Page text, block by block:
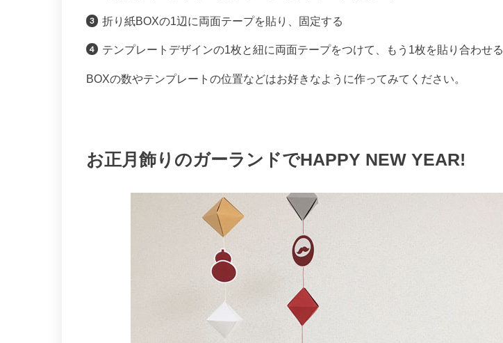
折り紙BOXの1辺に両面テープを貼り、固定する
テンプレートデザインの1枚と紐に両面テープをつけて、もう1枚を貼り合わせる
BOXの数やテンプレートの位置などはお好きなように作ってみてください。
お正月飾りのガーランドでHAPPY NEW YEAR!